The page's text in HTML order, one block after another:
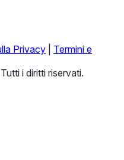
Privacy
Termini e
i diritti riservati.